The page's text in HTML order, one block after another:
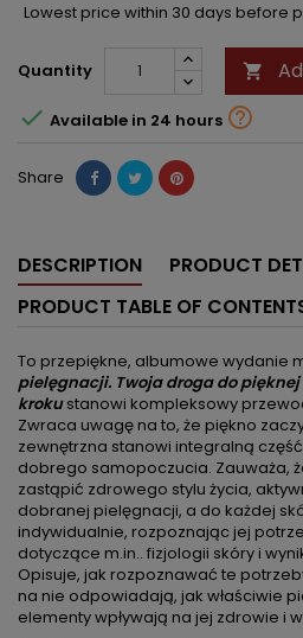
Lowest price within 30 days before
Quantity 
 Available in 24 hours 
Share
DESCRIPTION
PRODUCT
PRODUCT TABLE OF
To przepiękne, albumowe wydanie
pielęgnacji. Twoja droga do pięknej
krokustanowi kompleksowy
Zwraca uwagę na to, że piękno
zewnętrzna stanowi integralną
dobrego samopoczucia. Zauważa,
zastąpić zdrowego stylu życia,
dobranej pielęgnacji, a do każdej
indywidualnie, rozpoznając jej
dotyczące m.in.. fizjologii skóry i
Opisuje, jak rozpoznawać te
na nie odpowiadają, jak właściwie
elementy wpływają na jej zdrowie i